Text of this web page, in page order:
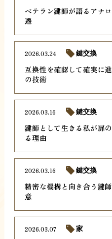
ベテラン鍵師が語るアナ
遷
互換性を確認して確実に
の技術
2026.03.24 鍵交換
鍵師として生きる私が扉
る理由
2026.03.16 鍵交換
精密な機構と向き合う鍵
意
2026.03.16 鍵交換
2026.03.07 家